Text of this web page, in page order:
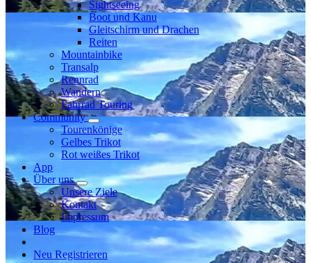
Sightseeing
Boot und Kanu
Gleitschirm und Drachen
Reiten
Mountainbike
Transalp
Rennrad
Wandern
Fahrrad Touring
Community
Tourenkönige
Gelbes Trikot
Rot weißes Trikot
App
Über uns
Unsere Ziele
Kontakt
Impressum
Blog
Neu Registrieren